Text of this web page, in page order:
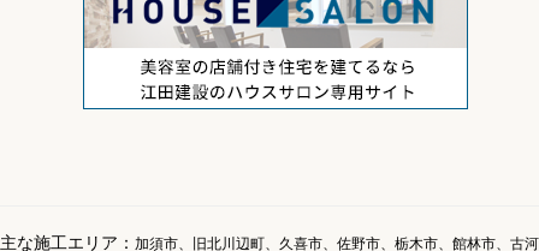
主な施工エリア： 加須市、旧北川辺町、久喜市、佐野市、栃木市、館林市、古河